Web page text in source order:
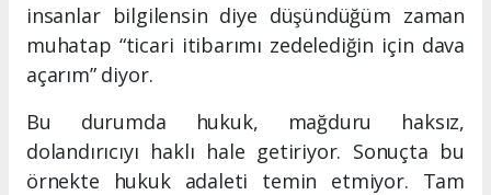
insanlar bilgilensin diye düşündüğüm zaman
muhatap “ticari itibarımı zedelediğin için dava
açarım” diyor.
Bu durumda hukuk, mağduru haksız,
dolandırıcıyı haklı hale getiriyor. Sonuçta bu
örnekte hukuk adaleti temin etmiyor. Tam